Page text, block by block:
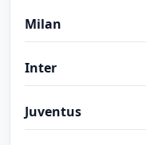
Milan
Inter
Juventus